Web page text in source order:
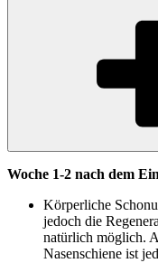
Woche 1-2 nach dem
Körperliche
jedoch die
natürlich möglich.
Nasenschiene ist